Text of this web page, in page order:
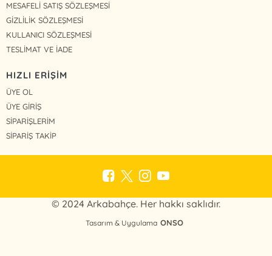
MESAFELİ SATIŞ SÖZLEŞMESİ
GİZLİLİK SÖZLEŞMESİ
KULLANICI SÖZLEŞMESİ
TESLİMAT VE İADE
HIZLI ERİŞİM
ÜYE OL
ÜYE GİRİŞ
SİPARİŞLERİM
SİPARİŞ TAKİP
© 2024 Arkabahçe. Her hakkı saklıdır.
Tasarım & Uygulama ONSO